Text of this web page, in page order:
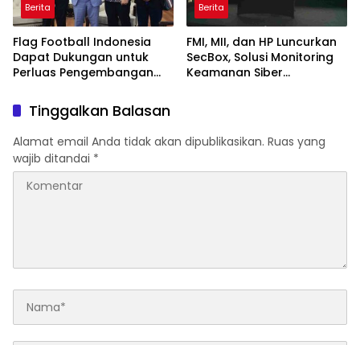
Berita
Flag Football Indonesia
Dapat Dukungan untuk
Perluas Pengembangan
Berita
FMI, MII, dan HP Luncurkan
SecBox, Solusi Monitoring
Keamanan Siber
monitoring, dan respons
ancaman Siber secara
Tinggalkan Balasan
Alamat email Anda tidak akan dipublikasikan. Ruas yang
wajib ditandai *